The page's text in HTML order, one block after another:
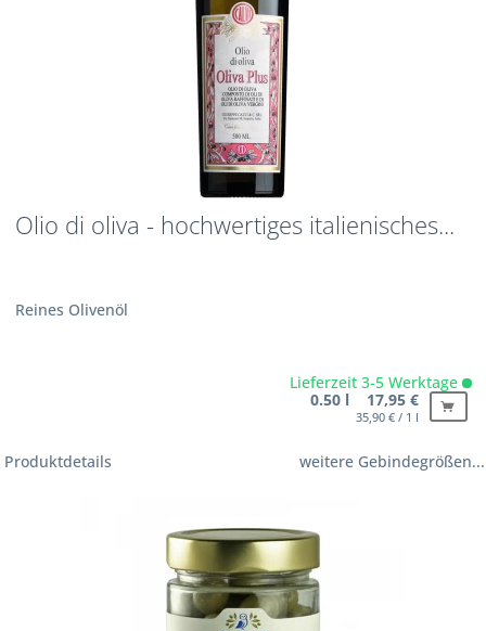
Olio di oliva - hochwertiges italienisches...
Reines Olivenöl
Lieferzeit 3-5 Werktage
0.50 l 17,95 €
35,90 € / 1 l
Produktdetails weitere Gebindegrößen...